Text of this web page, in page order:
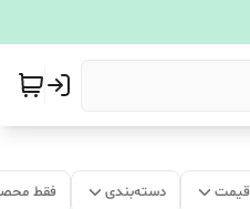
قیمت دسته‌بندی فقط